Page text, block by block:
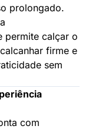
prolongado.
permite calçar o
firme e
sem
com